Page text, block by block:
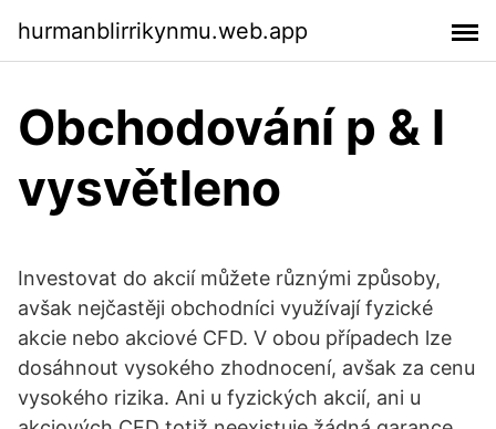
hurmanblirrikynmu.web.app
Obchodování p & l
vysvětleno
Investovat do akcií můžete různými způsoby,
avšak nejčastěji obchodníci využívají fyzické
akcie nebo akciové CFD. V obou případech lze
dosáhnout vysokého zhodnocení, avšak za cenu
vysokého rizika. Ani u fyzických akcií, ani u